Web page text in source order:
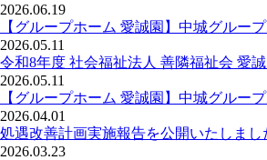
2026.06.19
【グループホーム 愛誠園】中城グルー
2026.05.11
令和8年度 社会福祉法人 善隣福祉会 愛
2026.05.11
【グループホーム 愛誠園】中城グルー
2026.04.01
処遇改善計画実施報告を公開いたしまし
2026.03.23